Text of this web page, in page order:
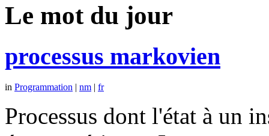
Le mot du jour
processus markovien
in Programmation | nm | fr
Processus dont l'état à un